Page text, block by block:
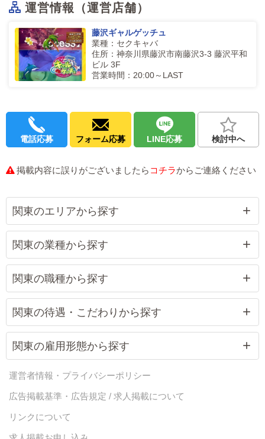
運営情報（運営店舗）
藤沢ギャルゲッチュ
業種：セクキャバ
住所：神奈川県藤沢市南藤沢3-3 藤沢平和
ビル 3F
営業時間：20:00～LAST
電話応募 フォーム応募 LINE応募 検討中へ
掲載内容に誤りがございましたら コチラからご連絡ください
関東のエリアから探す
関東の業種から探す
関東の職種から探す
関東の待遇・こだわりから探す
関東の雇用形態から探す
運営者情報・プライバシーポリシー
広告掲載基準・広告規定 / 求人掲載について
リンクについて